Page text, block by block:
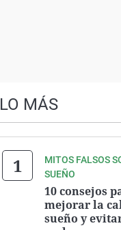
LO MÁS
MITOS FALSOS
SUEÑO
10 consejos
mejorar la
sueño y